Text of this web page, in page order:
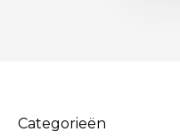
Categorieën